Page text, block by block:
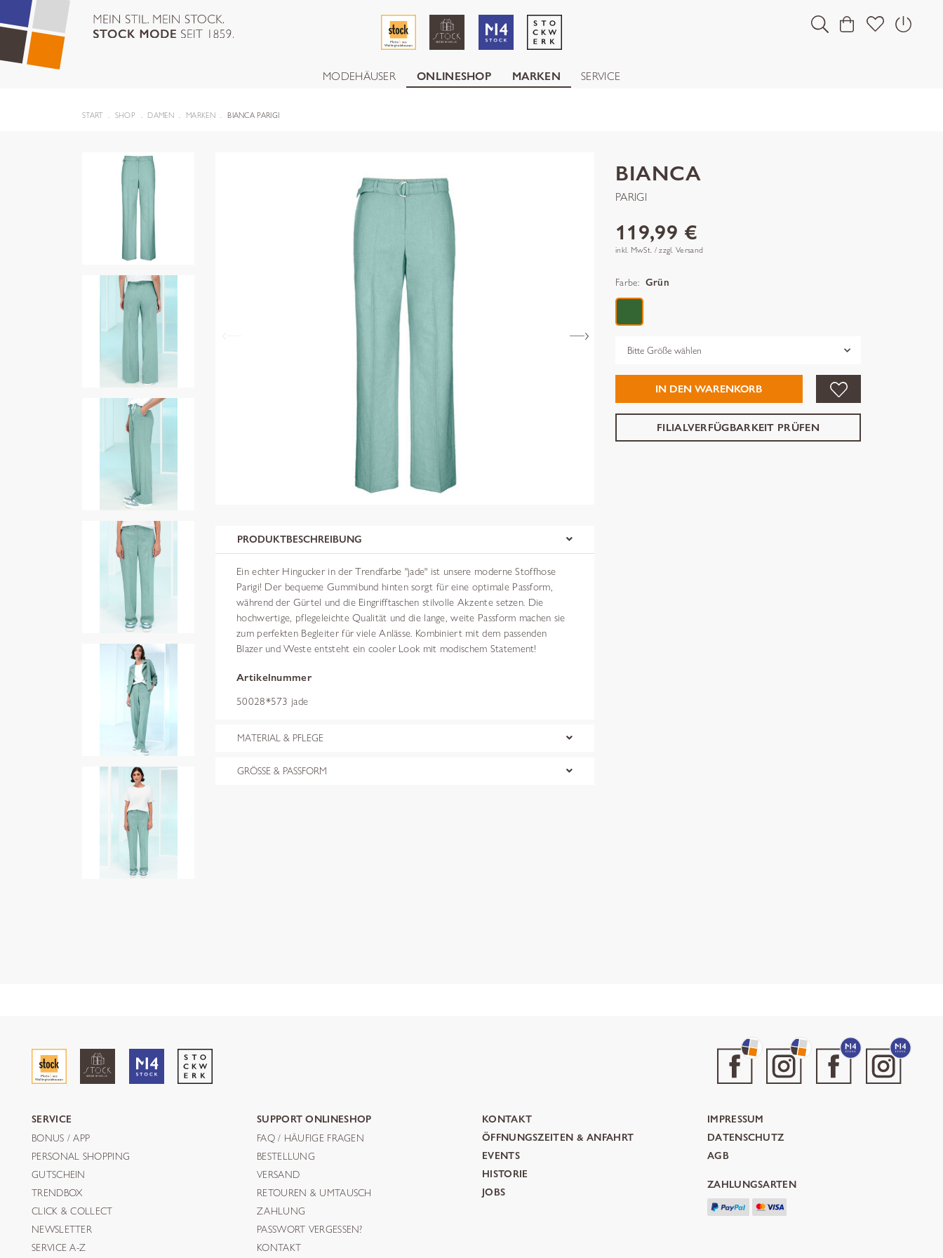
MODEHÄUSER ONLINESHOP MARKEN SERVICE
START SHOP DAMEN MARKEN BIANCA PARIGI
PRODUKTBESCHREIBUNG
Ein echter Hingucker in der Trendfarbe "jade" ist unsere moderne Stoffhose
Parigi! Der bequeme Gummibund hinten sorgt für eine optimale Passform,
während der Gürtel und die Eingrifftaschen stilvolle Akzente setzen. Die
hochwertige, pflegeleichte Qualität und die lange, weite Passform machen sie
zum perfekten Begleiter für viele Anlässe. Kombiniert mit dem passenden
Blazer und Weste entsteht ein cooler Look mit modischem Statement!
Artikelnummer
50028*573 jade
MATERIAL & PFLEGE
GRÖSSE & PASSFORM
BIANCA
PARIGI
119,99 €
inkl. MwSt. / zzgl. Versand
Farbe: Grün
Grösse
IN DEN WARENKORB
FILIALVERFÜGBARKEIT PRÜFEN
SERVICE
BONUS / APP
PERSONAL SHOPPING
GUTSCHEIN
TRENDBOX
CLICK & COLLECT
NEWSLETTER
SERVICE A-Z
SUPPORT ONLINESHOP
FAQ / HÄUFIGE FRAGEN
BESTELLUNG
VERSAND
RETOUREN & UMTAUSCH
ZAHLUNG
PASSWORT VERGESSEN?
KONTAKT
KONTAKT
ÖFFNUNGSZEITEN & ANFAHRT
EVENTS
HISTORIE
JOBS
IMPRESSUM
DATENSCHUTZ
AGB
ZAHLUNGSARTEN